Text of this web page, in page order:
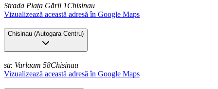
Strada Piața Gării 1Chisinau
Vizualizează această adresă în Google Maps
Chisinau (Autogara Centru)
str. Varlaam 58Chisinau
Vizualizează această adresă în Google Maps